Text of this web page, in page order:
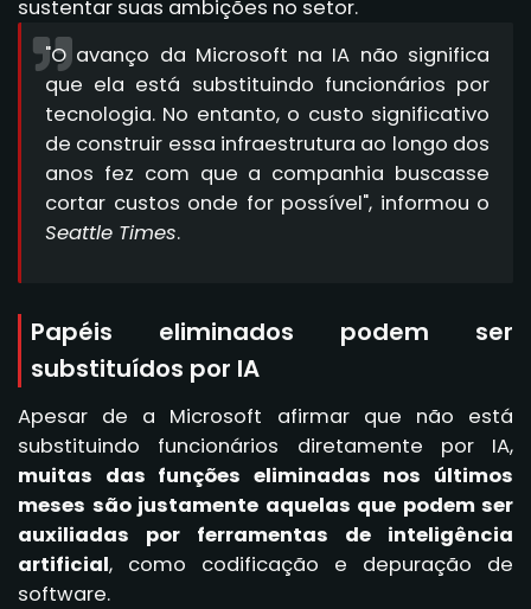
sustentar suas ambições no setor.
"O avanço da Microsoft na IA não significa
que ela está substituindo funcionários por
tecnologia. No entanto, o custo significativo
de construir essa infraestrutura ao longo dos
anos fez com que a companhia buscasse
cortar custos onde for possível", informou o
Seattle Times.
Papéis eliminados podem ser
substituídos por IA
Apesar de a Microsoft afirmar que não está
substituindo funcionários diretamente por IA,
muitas das funções eliminadas nos últimos
meses são justamente aquelas que podem ser
auxiliadas por ferramentas de inteligência
artificial, como codificação e depuração de
software.